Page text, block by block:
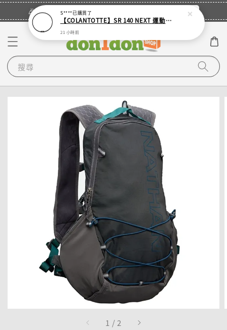
🎉登入會員・領取您的專屬折扣券！ 立即登入
搜尋
1 / 2
S****已購買了
【COLANTOTTE】SR 140 NEXT 運動機能磁石項圈
21 小時前